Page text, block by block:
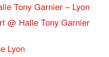
Tony Garnier – Lyon
@ Halle Tony Garnier
Lyon